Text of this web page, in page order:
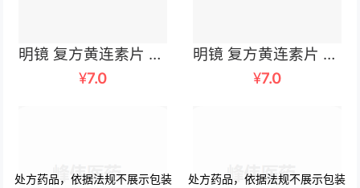
明镜 复方黄连素片 30毫克x100片/瓶
¥7.0
明镜 复方黄连素片 30mgx100片/瓶
¥7.0